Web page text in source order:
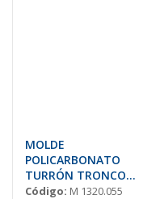
MOLDE
POLICARBONATO
TURRÓN TRONCO
96x22 H=17mm
Código: M 1320.055